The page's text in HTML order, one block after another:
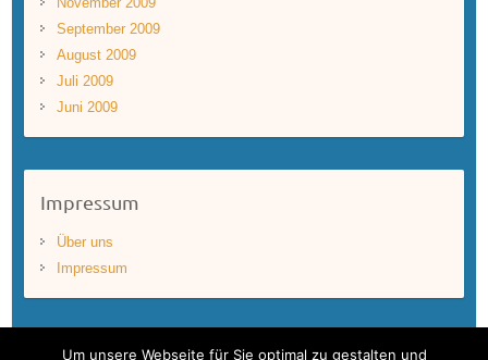
September 2009
August 2009
Juli 2009
Juni 2009
Impressum
Über uns
Impressum
Um unsere Webseite für Sie optimal zu gestalten und